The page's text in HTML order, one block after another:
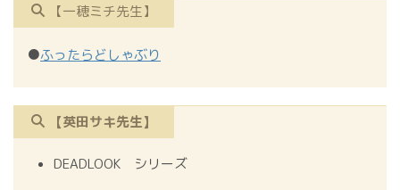
【一穂ミチ先生】
●ふったらどしゃぶり
【英田サキ先生】
DEADLOOK シリーズ